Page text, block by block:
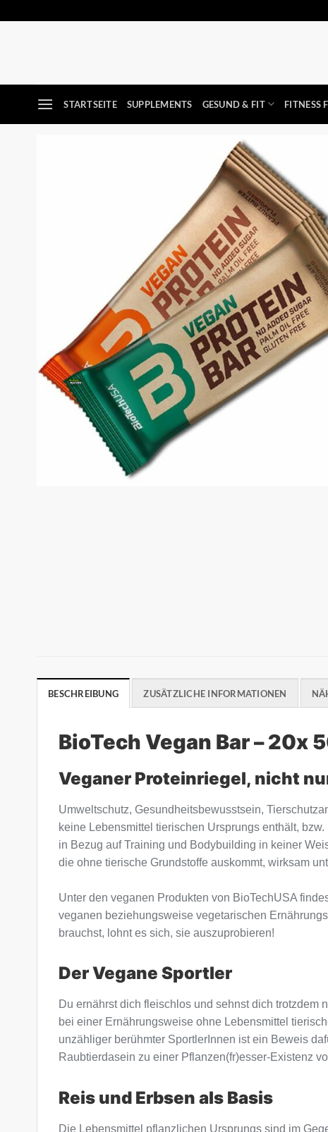
STARTSEITE SUPPLEMENTS GESUND & FIT FITNESS
BESCHREIBUNG ZUSÄTZLICHE INFORMATIONEN
BioTech Vegan Bar – 20x
Veganer Proteinriegel, nicht
Umweltschutz, Gesundheitsbewusstsein,
keine Lebensmittel tierischen Ursprungs enthält,
in Bezug auf Training und Bodybuilding in keiner
die ohne tierische Grundstoffe auskommt, wirksam
Unter den veganen Produkten von BioTechUSA
veganen beziehungsweise vegetarischen
brauchst, lohnt es sich, sie auszuprobieren!
Der Vegane Sportler
Du ernährst dich fleischlos und sehnst dich trotzdem
bei einer Ernährungsweise ohne Lebensmittel
unzähliger berühmter SportlerInnen ist ein Beweis
Raubtierdasein zu einer Pflanzen(fr)esser-Existenz
Reis und Erbsen als Basis
Die Lebensmittel pflanzlichen Ursprungs sind im